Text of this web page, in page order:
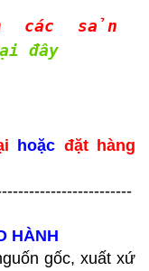
các sản
đây
hoặc đặt hàng
HÀNH
gốc, xuất xứ